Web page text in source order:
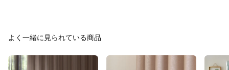
よく一緒に見られている商品